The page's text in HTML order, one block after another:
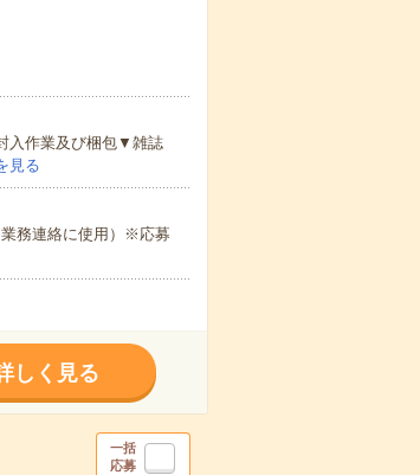
入作業及び梱包▼雑誌
見る
務連絡に使用）※応募
しく見る
一括
応募